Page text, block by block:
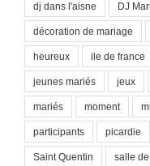
dj dans l'aisne DJ
décoration de mariage
heureux ile de france
jeunes mariés jeux
mariés moment
participants picardie
Saint Quentin salle